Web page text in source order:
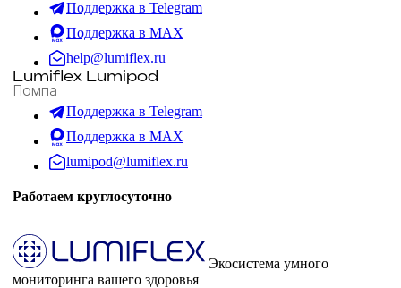
Поддержка в Telegram
Поддержка в MAX
help@lumiflex.ru
Lumiflex Lumipod
Помпа
Поддержка в Telegram
Поддержка в MAX
lumipod@lumiflex.ru
Работаем круглосуточно
Экосистема умного
мониторинга вашего здоровья